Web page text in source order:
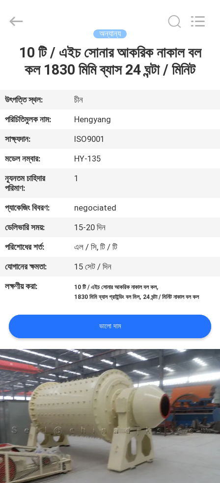
আমাদের
সম্পর্কে
কারখানা
ভ্রমণ
মান
নিয়ন্ত্রণ
যোগাযোগ
করুন
খবর
মামলা
সাইট
ম্যাপ
গোপনীয়তা
নীতি
Industrial
Reserved.
অন্যান্য
10 টি / এইচ সোনার আকরিক নাকাল বল
কল 1830 মিমি ব্যাস 24 ঘন্টা / মিনিট
উৎপত্তি স্থল:
চীন
পরিচিতিমুলক নাম:
Hengyang
সাক্ষ্যদান:
ISO9001
মডেল নম্বার:
HY-135
ন্যূনতম চাহিদার
পরিমাণ:
1
প্যাকেজিং বিবরণ:
negociated
ডেলিভারি সময়:
15-20 দিন
পরিশোধের শর্ত:
এল / সি, টি / টি
যোগানের ক্ষমতা:
15 সেট / দিন
লক্ষণীয় করা:
10 টি / এইচ সোনার আকরিক নাকাল বল কল,
1830 মিমি ব্যাস গ্রাইন্ডিং বল মিল, 24 ঘন্টা / মিনিট নাকাল বল কল
ভালো দাম